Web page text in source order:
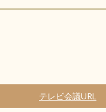
テレビ会議URL